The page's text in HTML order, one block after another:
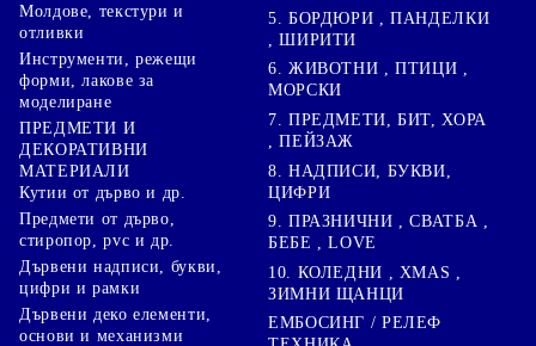
Молдове, текстури и
отливки
Инструменти, режещи
форми, лакове за
моделиране
ПРЕДМЕТИ И
ДЕКОРАТИВНИ
МАТЕРИАЛИ
Кутии от дърво и др.
Предмети от дърво,
стиропор, pvc и др.
Дървени надписи, букви,
цифри и рамки
Дървени деко елементи,
основи и механизми
5. БОРДЮРИ , ПАНДЕЛКИ
, ШИРИТИ
6. ЖИВОТНИ , ПТИЦИ ,
МОРСКИ
7. ПРЕДМЕТИ, БИТ, ХОРА
, ПЕЙЗАЖ
8. НАДПИСИ, БУКВИ,
ЦИФРИ
9. ПРАЗНИЧНИ , СВАТБА ,
БЕБЕ , LOVE
10. КОЛЕДНИ , XMAS ,
ЗИМНИ ЩАНЦИ
ЕМБОСИНГ / РЕЛЕФ